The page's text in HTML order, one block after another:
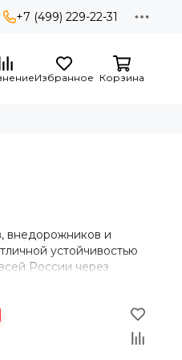
+7 (499) 229-22-31
Избранное Корзина
внедорожников и
устойчивостью
России через